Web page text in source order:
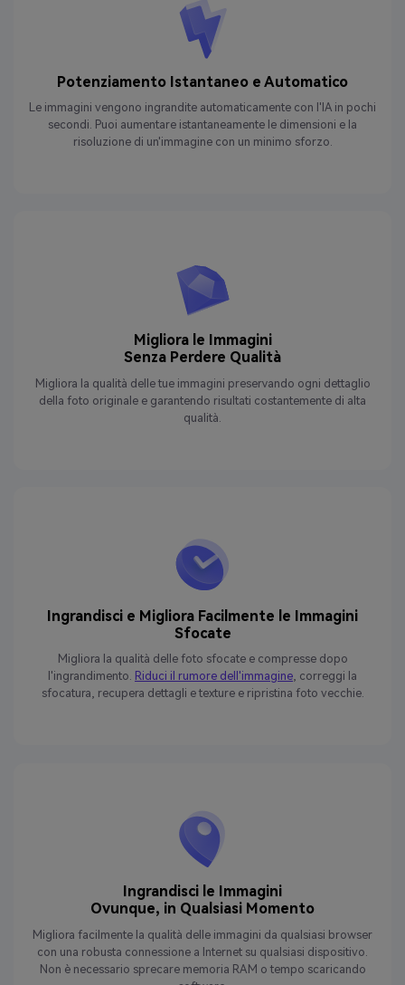
Potenziamento Istantaneo e Automatico
Le immagini vengono ingrandite automaticamente con l'IA in pochi
secondi. Puoi aumentare istantaneamente le dimensioni e la
risoluzione di un'immagine con un minimo sforzo.
Migliora le Immagini
Senza Perdere Qualità
Migliora la qualità delle tue immagini preservando ogni dettaglio
della foto originale e garantendo risultati costantemente di alta
qualità.
Ingrandisci e Migliora Facilmente le Immagini
Sfocate
Migliora la qualità delle foto sfocate e compresse dopo
l'ingrandimento. Riduci il rumore dell'immagine, correggi la
sfocatura, recupera dettagli e texture e ripristina foto vecchie.
Ingrandisci le Immagini
Ovunque, in Qualsiasi Momento
Migliora facilmente la qualità delle immagini da qualsiasi browser
con una robusta connessione a Internet su qualsiasi dispositivo.
Non è necessario sprecare memoria RAM o tempo scaricando